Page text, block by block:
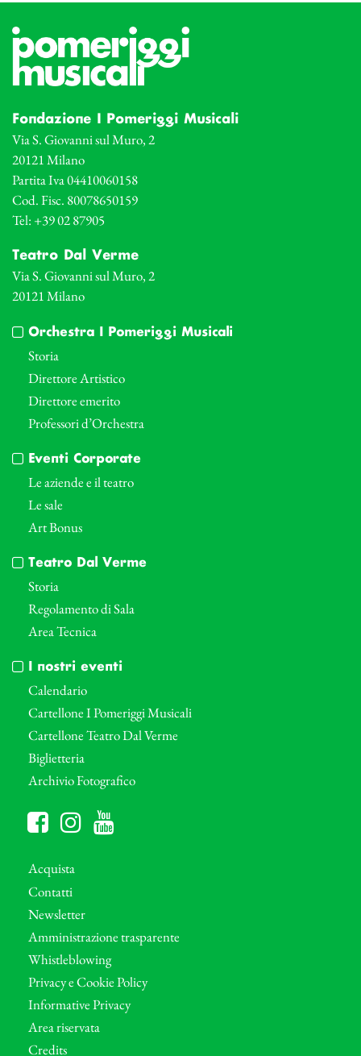
Fondazione I Pomeriggi Musicali
Via S. Giovanni sul Muro, 2
20121 Milano
Partita Iva 04410060158
Cod. Fisc. 80078650159
Tel: +39 02 87905
Teatro Dal Verme
Via S. Giovanni sul Muro, 2
20121 Milano
Orchestra I Pomeriggi Musicali
Storia
Direttore Artistico
Direttore emerito
Professori d’Orchestra
Eventi Corporate
Le aziende e il teatro
Le sale
Art Bonus
Teatro Dal Verme
Storia
Regolamento di Sala
Area Tecnica
I nostri eventi
Calendario
Cartellone I Pomeriggi Musicali
Cartellone Teatro Dal Verme
Biglietteria
Archivio Fotografico
Acquista
Contatti
Newsletter
Amministrazione trasparente
Whistleblowing
Privacy e Cookie Policy
Informative Privacy
Area riservata
Credits